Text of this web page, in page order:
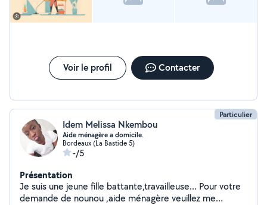
Voir le profil Contacter
Particulier
Idem Melissa Nkembou
Aide ménagère a domicile.
Bordeaux (La Bastide 5)
-/5
Présentation
Je suis une jeune fille battante,travailleuse... Pour votre
demande de nounou ,aide ménagère veuillez me